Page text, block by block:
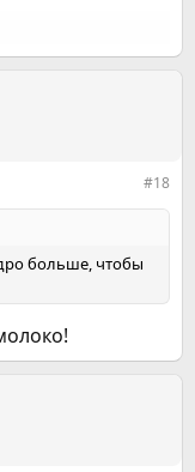
#18
больше, чтобы